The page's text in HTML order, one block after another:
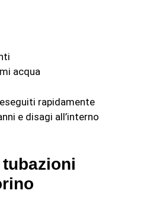
acqua
rapidamente
e disagi all’interno